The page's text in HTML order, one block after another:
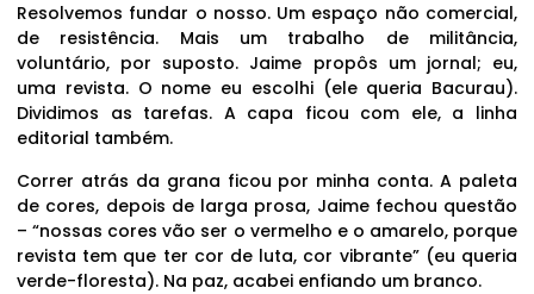
Resolvemos fundar o nosso. Um espaço não comercial,
de resistência. Mais um trabalho de militância,
voluntário, por suposto. Jaime propôs um jornal; eu,
uma revista. O nome eu escolhi (ele queria Bacurau).
Dividimos as tarefas. A capa ficou com ele, a linha
editorial também.
Correr atrás da grana ficou por minha conta. A paleta
de cores, depois de larga prosa, Jaime fechou questão
– “nossas cores vão ser o vermelho e o amarelo, porque
revista tem que ter cor de luta, cor vibrante” (eu queria
verde-floresta). Na paz, acabei enfiando um branco.